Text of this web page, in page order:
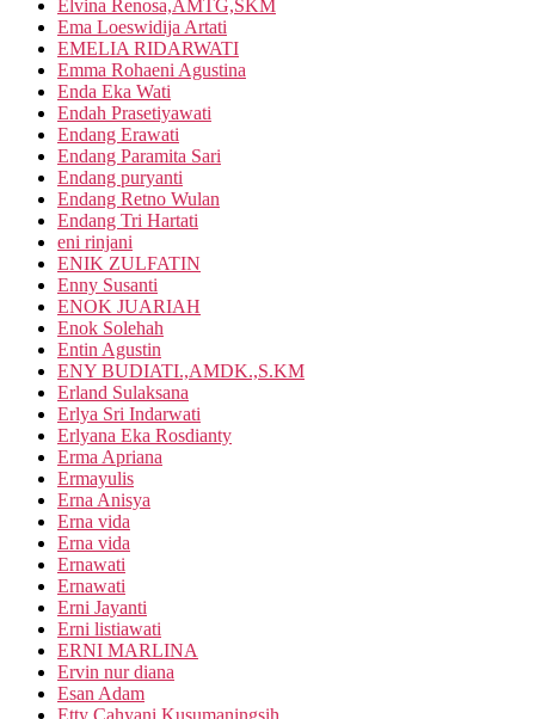
Elvina Renosa,AMTG,SKM
Ema Loeswidija Artati
EMELIA RIDARWATI
Emma Rohaeni Agustina
Enda Eka Wati
Endah Prasetiyawati
Endang Erawati
Endang Paramita Sari
Endang puryanti
Endang Retno Wulan
Endang Tri Hartati
eni rinjani
ENIK ZULFATIN
Enny Susanti
ENOK JUARIAH
Enok Solehah
Entin Agustin
ENY BUDIATI.,AMDK.,S.KM
Erland Sulaksana
Erlya Sri Indarwati
Erlyana Eka Rosdianty
Erma Apriana
Ermayulis
Erna Anisya
Erna vida
Erna vida
Ernawati
Ernawati
Erni Jayanti
Erni listiawati
ERNI MARLINA
Ervin nur diana
Esan Adam
Etty Cahyani Kusumaningsih